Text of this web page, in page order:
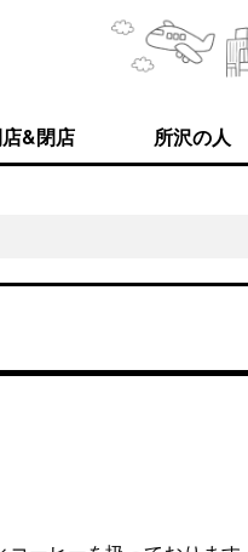
&閉店 所沢の人